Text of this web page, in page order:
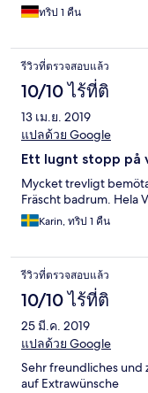
ทริป 1 คืน
รีวิวที่ตรวจสอบแล้ว
10/10 ไร้ที่ติ
13 เม.ย. 2019
แปลด้วย Google
Ett lugnt stopp på
Mycket trevligt
Fräscht badrum. Hela
Karin, ทริป 1 คืน
รีวิวที่ตรวจสอบแล้ว
10/10 ไร้ที่ติ
25 มี.ค. 2019
แปลด้วย Google
Sehr freundliches und
auf Extrawünsche